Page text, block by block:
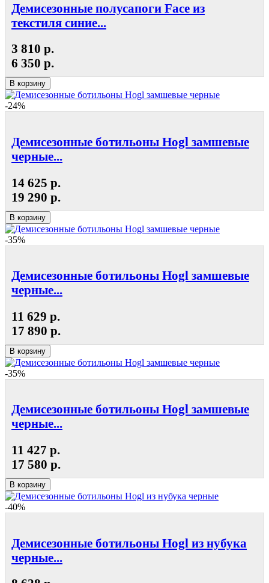
Демисезонные полусапоги Face из
текстиля синие...
3 810 р.
6 350 р.
В корзину
-24%
Демисезонные ботильоны Hogl замшевые
черные...
14 625 р.
19 290 р.
В корзину
-35%
Демисезонные ботильоны Hogl замшевые
черные...
11 629 р.
17 890 р.
В корзину
-35%
Демисезонные ботильоны Hogl замшевые
черные...
11 427 р.
17 580 р.
В корзину
-40%
Демисезонные ботильоны Hogl из нубука
черные...